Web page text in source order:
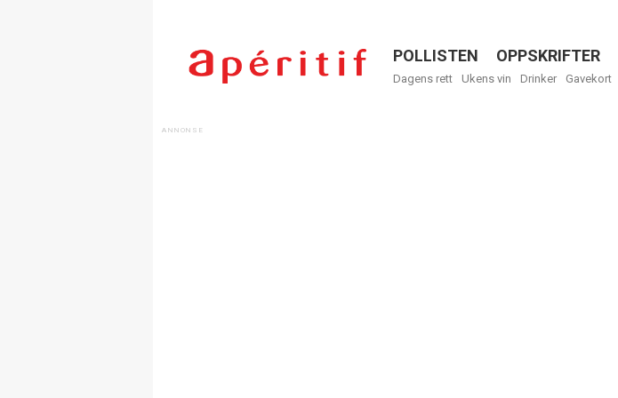
Menu
POLLISTEN OPPSKRIFTER
Dagens rett Ukens vin Drinker Gavekort